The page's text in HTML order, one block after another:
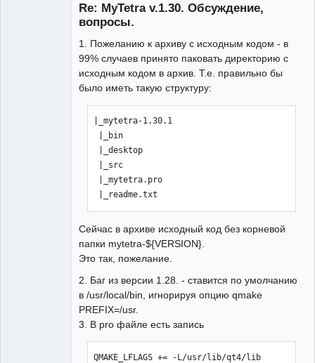
Re: MyTetra v.1.30. Обсуждение,
вопросы.
1. Пожеланию к архиву с исходным кодом - в
99% случаев принято паковать директорию с
исходным кодом в архив. Т.е. правильно бы
было иметь такую структуру:
|_mytetra-1.30.1
|_readme.txt
Сейчас в архиве исходный код без корневой
папки mytetra-${VERSION}.
Это так, пожелание.
2. Баг из версии 1.28. - ставится по умолчанию
в /usr/local/bin, игнорируя опцию qmake
PREFIX=/usr.
3. В pro файле есть запись
QMAKE_LFLAGS += -L/usr/lib/qt4/lib